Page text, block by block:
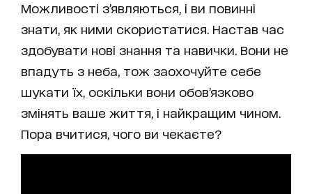
Можливості з’являються, і ви повинні
знати, як ними скористатися. Настав час
здобувати нові знання та навички. Вони не
впадуть з неба, тож заохочуйте себе
шукати їх, оскільки вони обов’язково
змінять ваше життя, і найкращим чином.
Пора вчитися, чого ви чекаєте?